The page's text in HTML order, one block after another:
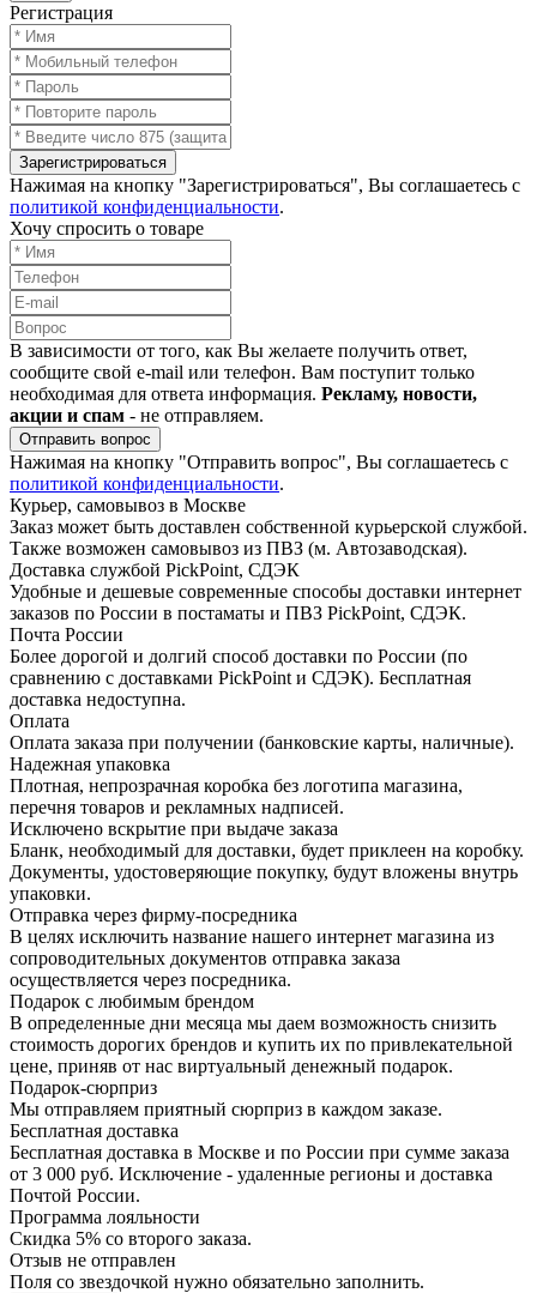
Регистрация
Зарегистрироваться
Нажимая на кнопку "Зарегистрироваться", Вы соглашаетесь с
политикой конфиденциальности.
Хочу спросить о товаре
В зависимости от того, как Вы желаете получить ответ,
сообщите свой e-mail или телефон. Вам поступит только
необходимая для ответа информация. Рекламу, новости,
акции и спам - не отправляем.
Отправить вопрос
Нажимая на кнопку "Отправить вопрос", Вы соглашаетесь с
политикой конфиденциальности.
Курьер, самовывоз в Москве
Заказ может быть доставлен собственной курьерской службой.
Также возможен самовывоз из ПВЗ (м. Автозаводская).
Доставка службой PickPoint, СДЭК
Удобные и дешевые современные способы доставки интернет
заказов по России в постаматы и ПВЗ PickPoint, СДЭК.
Почта России
Более дорогой и долгий способ доставки по России (по
сравнению с доставками PickPoint и СДЭК). Бесплатная
доставка недоступна.
Оплата
Оплата заказа при получении (банковские карты, наличные).
Надежная упаковка
Плотная, непрозрачная коробка без логотипа магазина,
перечня товаров и рекламных надписей.
Исключено вскрытие при выдаче заказа
Бланк, необходимый для доставки, будет приклеен на коробку.
Документы, удостоверяющие покупку, будут вложены внутрь
упаковки.
Отправка через фирму-посредника
В целях исключить название нашего интернет магазина из
сопроводительных документов отправка заказа
осуществляется через посредника.
Подарок с любимым брендом
В определенные дни месяца мы даем возможность снизить
стоимость дорогих брендов и купить их по привлекательной
цене, приняв от нас виртуальный денежный подарок.
Подарoк-сюрприз
Мы отправляем приятный сюрприз в каждом заказе.
Бесплатная доставка
Бесплатная доставка в Москве и по России при сумме заказа
от 3 000 руб. Исключение - удаленные регионы и доставка
Почтой России.
Программа лояльности
Скидка 5% со второго заказа.
Отзыв не отправлен
Поля со звездочкой нужно обязательно заполнить.